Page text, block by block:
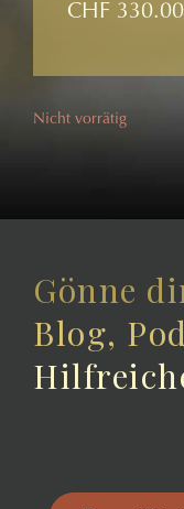
CHF 330.00
Nicht vorrätig
Gönne
Blog,